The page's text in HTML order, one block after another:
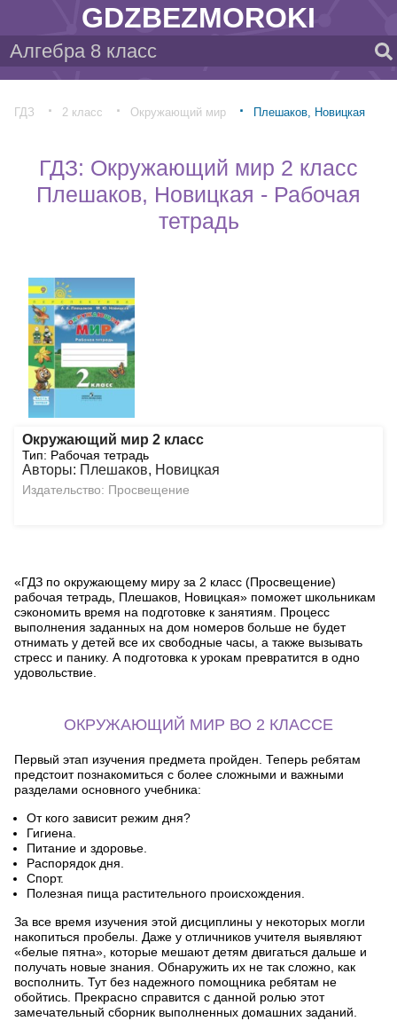
GDZBEZMOROKI
ГДЗ 2 класс Окружающий мир Плешаков, Новицкая
ГДЗ: Окружающий мир 2 класс
Плешаков, Новицкая - Рабочая
тетрадь
Окружающий мир 2 класс
Тип: Рабочая тетрадь
Авторы: Плешаков, Новицкая
Издательство: Просвещение
«ГДЗ по окружающему миру за 2 класс (Просвещение)
рабочая тетрадь, Плешаков, Новицкая» поможет школьникам
сэкономить время на подготовке к занятиям. Процесс
выполнения заданных на дом номеров больше не будет
отнимать у детей все их свободные часы, а также вызывать
стресс и панику. А подготовка к урокам превратится в одно
удовольствие.
ОКРУЖАЮЩИЙ МИР ВО 2 КЛАССЕ
Первый этап изучения предмета пройден. Теперь ребятам
предстоит познакомиться с более сложными и важными
разделами основного учебника:
От кого зависит режим дня?
Гигиена.
Питание и здоровье.
Распорядок дня.
Спорт.
Полезная пища растительного происхождения.
За все время изучения этой дисциплины у некоторых могли
накопиться пробелы. Даже у отличников учителя выявляют
«белые пятна», которые мешают детям двигаться дальше и
получать новые знания. Обнаружить их не так сложно, как
восполнить. Тут без надежного помощника ребятам не
обойтись. Прекрасно справится с данной ролью этот
замечательный сборник выполненных домашних заданий.